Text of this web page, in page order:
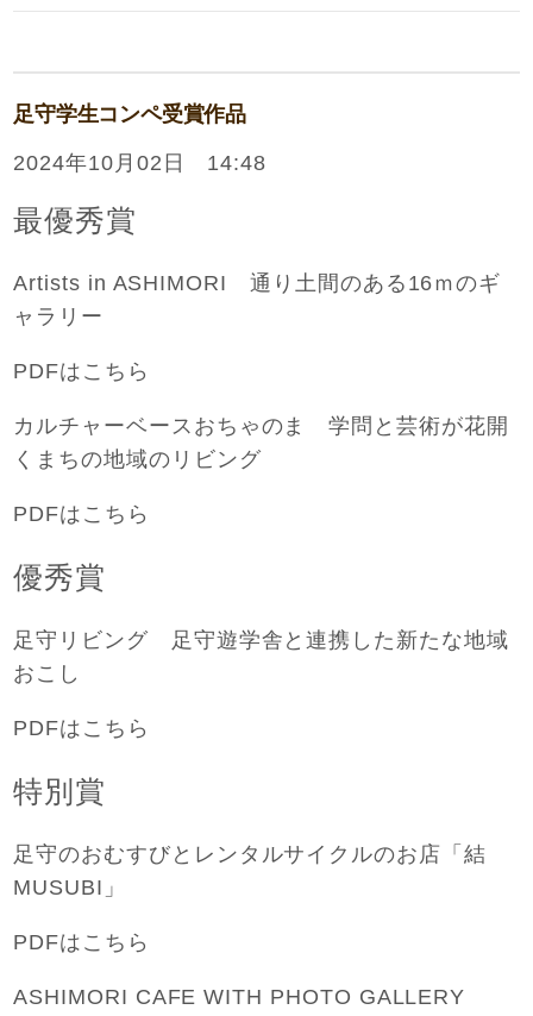
足守学生コンペ受賞作品
2024年10月02日 14:48
最優秀賞
Artists in ASHIMORI 通り土間のある16ｍのギ
ャラリー
PDFはこちら
カルチャーベースおちゃのま 学問と芸術が花開
くまちの地域のリビング
PDFはこちら
優秀賞
足守リビング 足守遊学舎と連携した新たな地域
おこし
PDFはこちら
特別賞
足守のおむすびとレンタルサイクルのお店「結
MUSUBI」
PDFはこちら
ASHIMORI CAFE WITH PHOTO GALLERY